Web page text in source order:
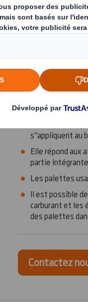
Notre palette en
et ouvre la voie à
Elle répondra
véritable enjeu.
facteur
s"appliquent au
Elle répond aux
partie
Les palettes
Il est possible
carburant et les
des palettes
Contactez